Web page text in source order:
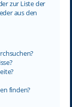
zur Liste der
aus den
finden?